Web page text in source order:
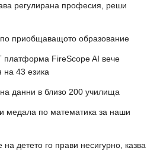
регулирана професия, реши
приобщаващото образование
платформа FireScope AI вече
43 езика
данни в близо 200 училища
медала по математика за наши
детето го прави несигурно, казва